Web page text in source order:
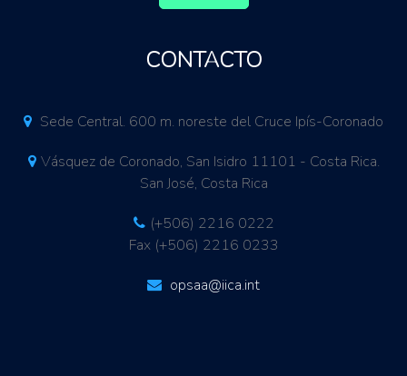
CONTACTO
Sede Central. 600 m. noreste del Cruce Ipís-Coronado
Vásquez de Coronado, San Isidro 11101 - Costa Rica.
San José, Costa Rica
(+506) 2216 0222
Fax (+506) 2216 0233
opsaa@iica.int